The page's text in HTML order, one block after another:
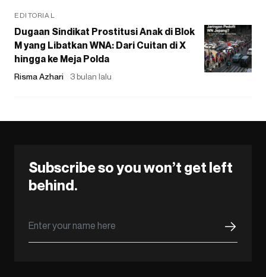
EDITORIAL
Dugaan Sindikat Prostitusi Anak di Blok
M yang Libatkan WNA: Dari Cuitan di X
hingga ke Meja Polda
Risma Azhari 3 bulan lalu
Subscribe so you won’t get left
behind.